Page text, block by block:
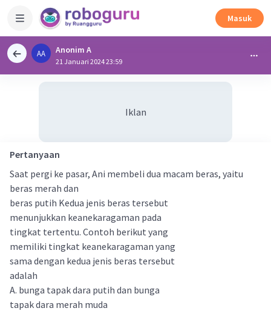
Masuk
AA Anonim A
21 Januari 2024 23:59
Iklan
Pertanyaan
Saat pergi ke pasar, Ani membeli dua macam beras, yaitu
beras merah dan
beras putih Kedua jenis beras tersebut
menunjukkan keanekaragaman pada
tingkat tertentu. Contoh berikut yang
memiliki tingkat keanekaragaman yang
sama dengan kedua jenis beras tersebut
adalah
A. bunga tapak dara putih dan bunga
tapak dara merah muda